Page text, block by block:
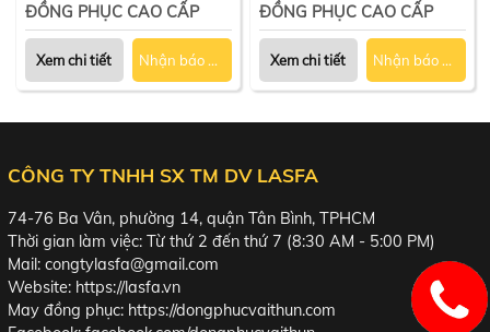
ĐỒNG PHỤC CAO CẤP
Xem chi tiết Nhận báo giá
ĐỒNG PHỤC CAO CẤP
Xem chi tiết Nhận báo giá
CÔNG TY TNHH SX TM DV LASFA
74-76 Ba Vân, phường 14, quận Tân Bình, TPHCM
Thời gian làm việc: Từ thứ 2 đến thứ 7 (8:30 AM - 5:00 PM)
Mail: congtylasfa@gmail.com
Website: https://lasfa.vn
May đồng phục: https://dongphucvaithun.com